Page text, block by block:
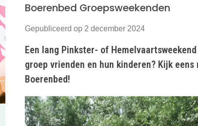
Boerenbed Groepsweekenden
Gepubliceerd op 2 december 2024
Een lang Pinkster- of
groep vrienden en hun kinderen? Kijk eens
Boerenbed!